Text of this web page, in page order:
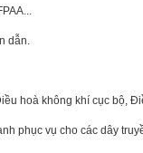
dẫn.
hoà không khí cục bộ,
phục vụ cho các dây